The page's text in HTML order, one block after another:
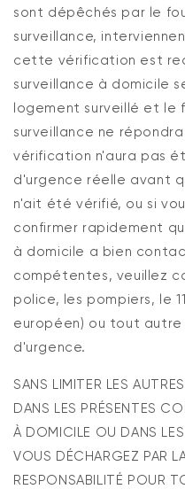
sont dépêchés par le
surveillance,
cette vérification est
surveillance à domicile
logement surveillé et le
surveillance ne
vérification n'aura pas
d'urgence réelle avant
n'ait été vérifié, ou si
confirmer rapidement
à domicile a bien
compétentes, veuillez
police, les pompiers, le
européen) ou tout
d'urgence.
SANS LIMITER LES
DANS LES PRÉSENTES
À DOMICILE OU DANS
VOUS DÉCHARGEZ PAR
RESPONSABILITÉ POUR